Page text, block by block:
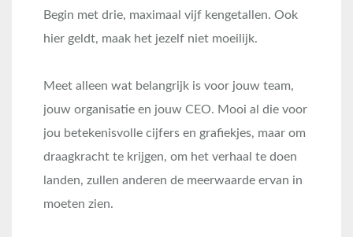
Begin met drie, maximaal vijf kengetallen. Ook
hier geldt, maak het jezelf niet moeilijk.
Meet alleen wat belangrijk is voor jouw team,
jouw organisatie en jouw CEO. Mooi al die voor
jou betekenisvolle cijfers en grafiekjes, maar om
draagkracht te krijgen, om het verhaal te doen
landen, zullen anderen de meerwaarde ervan in
moeten zien.